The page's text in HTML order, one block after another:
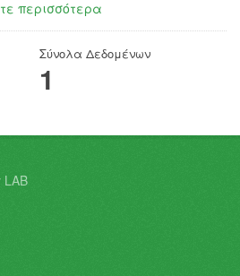
περισσότερα
Σύνολα Δεδομένων
1